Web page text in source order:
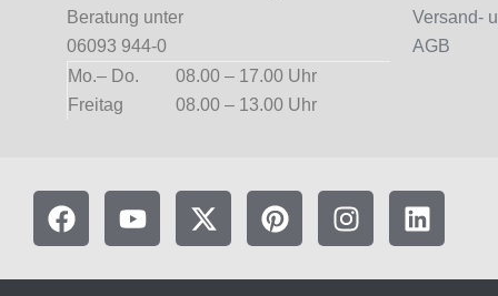
Beratung unter
06093 944-0
Mo.– Do.
08.00 – 17.00 Uhr
Freitag
08.00 – 13.00 Uhr
Versand-
AGB
F
a
e
Y
o
t
X
-
w
P
i
t
I
n
t
L
i
k